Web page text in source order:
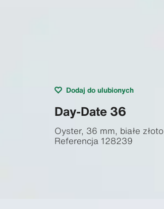
Dodaj do ulubionych
Day-Date 36
Oyster, 36 mm, białe złoto
Referencja 128239